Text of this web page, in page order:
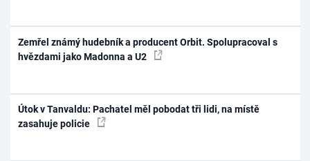
Zemřel známý hudebník a producent Orbit. Spolupracoval s
hvězdami jako Madonna a U2
Útok v Tanvaldu: Pachatel měl pobodat tři lidi, na místě
zasahuje policie